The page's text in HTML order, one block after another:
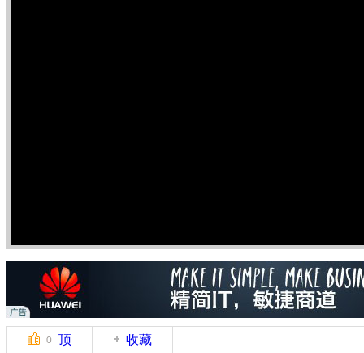
0 顶 收藏